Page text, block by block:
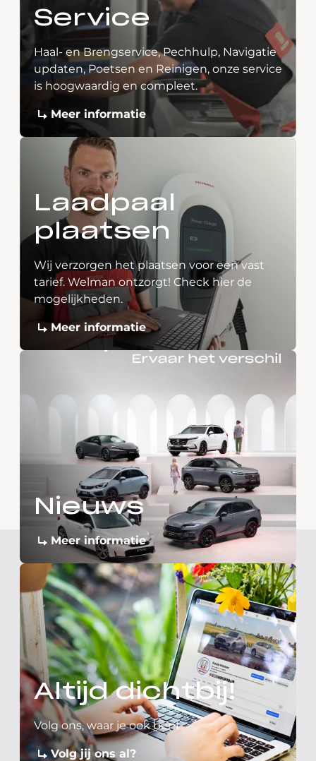
Service
Haal- en Brengservice, Pechhulp, Navigatie
updaten, Poetsen en Reinigen, onze service
is hoogwaardig en compleet.
Meer informatie
Laadpaal
plaatsen
Wij verzorgen het plaatsen voor een vast
tarief. Welman ontzorgt! Check hier de
mogelijkheden.
Meer informatie
Nieuws
Meer informatie
Altijd dichtbij!
Volg ons, waar je ook bent
Volg jij ons al?